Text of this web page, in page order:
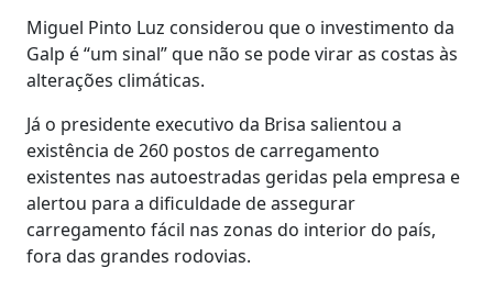
Miguel Pinto Luz considerou que o investimento da
Galp é “um sinal” que não se pode virar as costas às
alterações climáticas.
Já o presidente executivo da Brisa salientou a
existência de 260 postos de carregamento
existentes nas autoestradas geridas pela empresa e
alertou para a dificuldade de assegurar
carregamento fácil nas zonas do interior do país,
fora das grandes rodovias.